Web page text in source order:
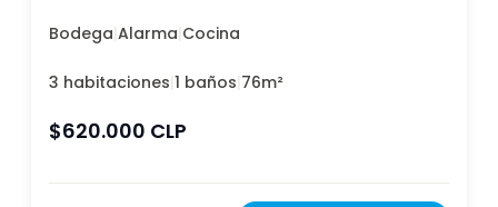
Bodega|Alarma|Cocina
3 habitaciones|1 baños|76m²
$620.000 CLP